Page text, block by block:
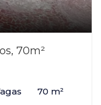
70m²
70 m²